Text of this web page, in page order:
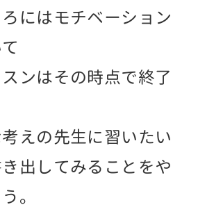
にはモチベーション
ンはその時点で終了
えの先生に習いたい
出してみることをや
。